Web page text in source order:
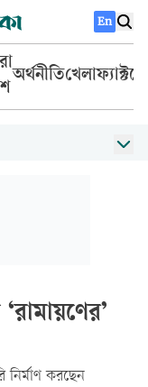
En
অর্থনীতিখেলা
নির্মাণ করছেন